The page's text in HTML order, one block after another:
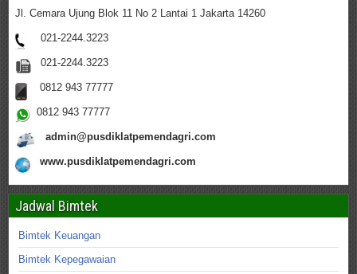
Jl. Cemara Ujung Blok 11 No 2 Lantai 1 Jakarta 14260
021-2244.3223
021-2244.3223
0812 943 77777
0812 943 77777
admin@pusdiklatpemendagri.com
www.pusdiklatpemendagri.com
Jadwal Bimtek
Bimtek Keuangan
Bimtek Kepegawaian